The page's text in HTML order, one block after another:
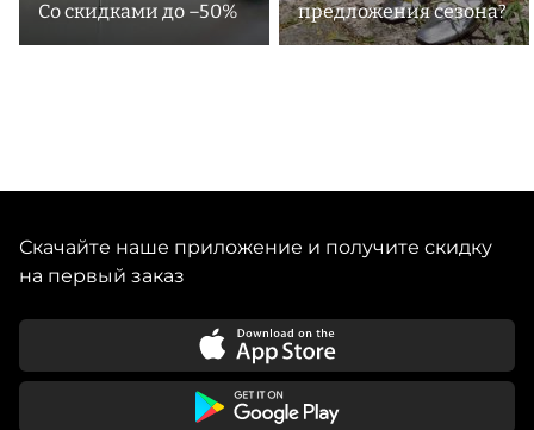
Со скидками до –50%
предложения сезона?
Скачайте наше приложение и получите скидку
на первый заказ